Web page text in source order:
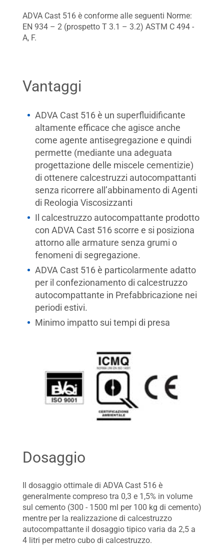
ADVA Cast 516 è conforme alle seguenti Norme:
EN 934 – 2 (prospetto T 3.1 – 3.2) ASTM C 494 -
A, F.
Vantaggi
ADVA Cast 516 è un superfluidificante
altamente efficace che agisce anche
come agente antisegregazione e quindi
permette (mediante una adeguata
progettazione delle miscele cementizie)
di ottenere calcestruzzi autocompattanti
senza ricorrere all’abbinamento di Agenti
di Reologia Viscosizzanti
Il calcestruzzo autocompattante prodotto
con ADVA Cast 516 scorre e si posiziona
attorno alle armature senza grumi o
fenomeni di segregazione.
ADVA Cast 516 è particolarmente adatto
per il confezionamento di calcestruzzo
autocompattante in Prefabbricazione nei
periodi estivi.
Minimo impatto sui tempi di presa
Dosaggio
Il dosaggio ottimale di ADVA Cast 516 è
generalmente compreso tra 0,3 e 1,5% in volume
sul cemento (300 - 1500 ml per 100 kg di cemento)
mentre per la realizzazione di calcestruzzo
autocompattante il dosaggio tipico varia da 2,5 a
4 litri per metro cubo di calcestruzzo.